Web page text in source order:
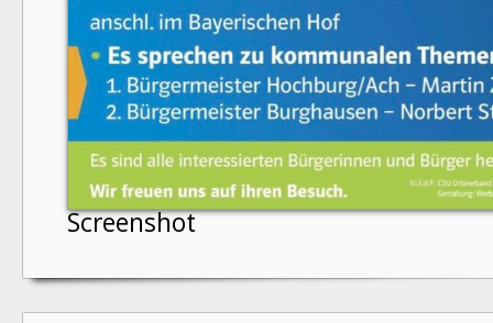
Screenshot